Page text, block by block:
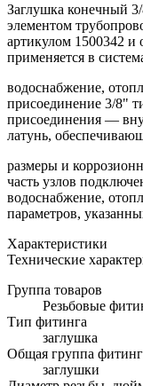
Заглушка конечный 3/
элементом
артикулом 1500342 и
применяется в
водоснабжение,
присоединение 3/8"
присоединения —
латунь,
размеры и
часть узлов
водоснабжение,
параметров,
Характеристики
Технические
Группа товаров
Резьбовые
Тип фитинга
заглушка
Общая группа
заглушки